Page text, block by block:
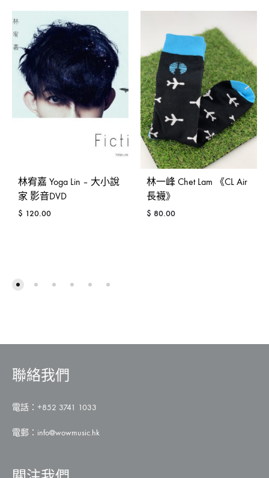
林宥嘉 Yoga Lin – 大小說
家 影音DVD
$ 120.00
林一峰 Chet Lam 《CL Air
長襪》
$ 80.00
聯絡我們
電話：+852 3741 1033
電郵： info@wowmusic.hk